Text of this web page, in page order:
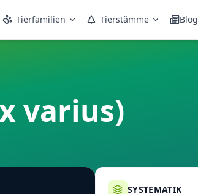
Tierfamilien Tierstämme Blog
varius)
SYSTEMATIK